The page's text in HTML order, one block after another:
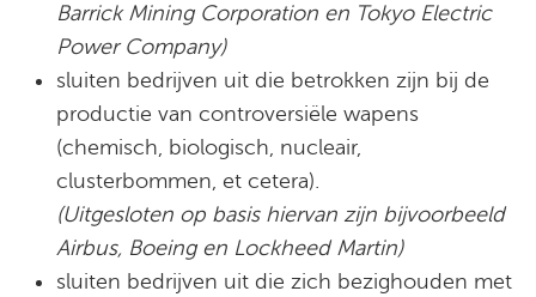
Barrick Mining Corporation en Tokyo Electric
Power Company)
sluiten bedrijven uit die betrokken zijn bij de
productie van controversiële wapens
(chemisch, biologisch, nucleair,
clusterbommen, et cetera).
(Uitgesloten op basis hiervan zijn bijvoorbeeld
Airbus, Boeing en Lockheed Martin)
sluiten bedrijven uit die zich bezighouden met